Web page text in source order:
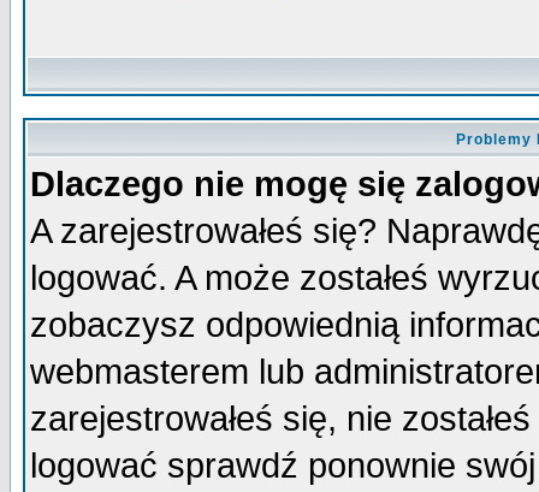
Problemy
Dlaczego nie mogę się
A zarejestrowałeś się?
logować. A może zostałeś
zobaczysz odpowiednią
webmasterem lub
zarejestrowałeś się, nie
logować sprawdź ponownie